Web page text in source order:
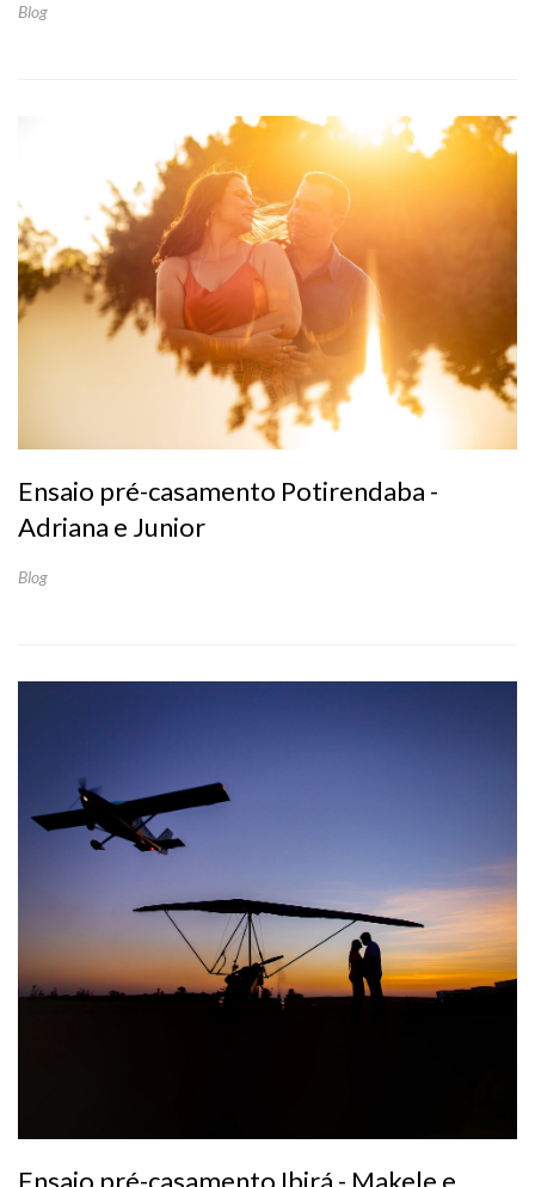
Blog
Ensaio pré-casamento Potirendaba -
Adriana e Junior
Blog
Ensaio pré-casamento Ibirá - Makele e